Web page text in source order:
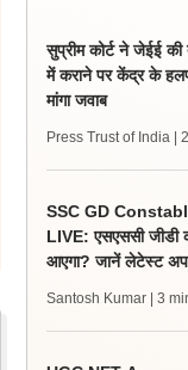
सुप्रीम कोर्ट ने जेईई की
में कराने पर केंद्र के
मांगा जवाब
Press Trust of India |
SSC GD
LIVE: एसएससी जीडी
आएगा? जानें लेटेस्ट
Santosh Kumar | 3